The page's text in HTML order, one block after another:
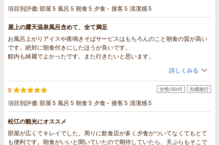
項目別評価:部屋 5 風呂 5 朝食 5 夕食- 接客 5 清潔感 5
屋上の露天温泉風呂含めて、全て満足
お風呂上がりアイスや夜鳴きそばサービスはもちろんのこと朝食の質が高い
です。絶対に朝食付きにしたほうが良いです。
館内も綺麗でよかったです。また行きたいと思います。
詳しくみる
5
項目別評価:部屋 5 風呂 5 朝食 5 夕食- 接客 5 清潔感 5
女性/50代 夫婦旅行
松江の観光にオススメ
部屋が広くてキレイでした。周りに飲食店が多く夕食がついてなくてもとて
も便利です。朝食がいいと聞いていたので期待していたら、天ぷらもそこで